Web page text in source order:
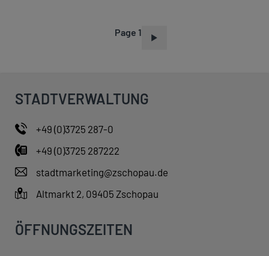
Page 1
STADTVERWALTUNG
+49 (0)3725 287-0
+49 (0)3725 287222
stadtmarketing@zschopau.de
Altmarkt 2, 09405 Zschopau
ÖFFNUNGSZEITEN